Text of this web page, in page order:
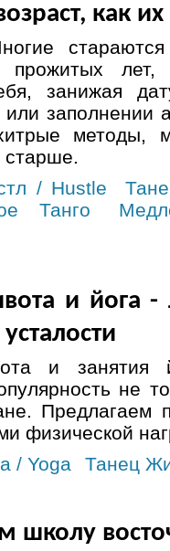
как
прожитых лет,
занижая
или заполнении
методы,
старше.
/ Hustle
Танго
и йога -
и занятия
не
Предлагаем
физической
/ Yoga Танец
школу